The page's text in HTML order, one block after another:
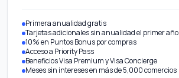
Primera anualidad gratis
Tarjetas adicionales sin anualidad el primer año
10% en Puntos Bonus por compras
Acceso a Priority Pass
Beneficios Visa Premium y Visa Concierge
Meses sin intereses en más de 5,000 comercios